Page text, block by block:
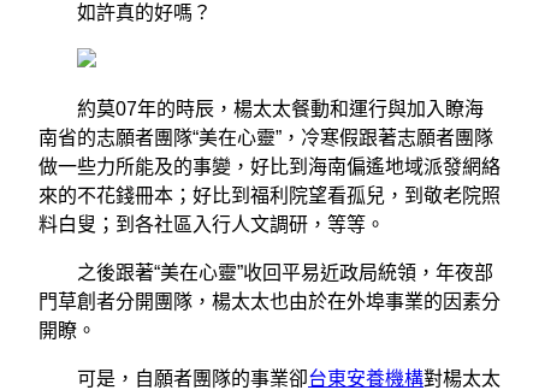
如許真的好嗎？
約莫07年的時辰，楊太太餐動和運行與加入瞭海
南省的志願者團隊“美在心靈”，冷寒假跟著志願者團隊
做一些力所能及的事變，好比到海南偏遙地域派發網絡
來的不花錢冊本；好比到福利院望看孤兒，到敬老院照
料白叟；到各社區入行人文調研，等等。
之後跟著“美在心靈”收回平易近政局統領，年夜部
門草創者分開團隊，楊太太也由於在外埠事業的因素分
開瞭。
可是，自願者團隊的事業卻台東安養機構對楊太太